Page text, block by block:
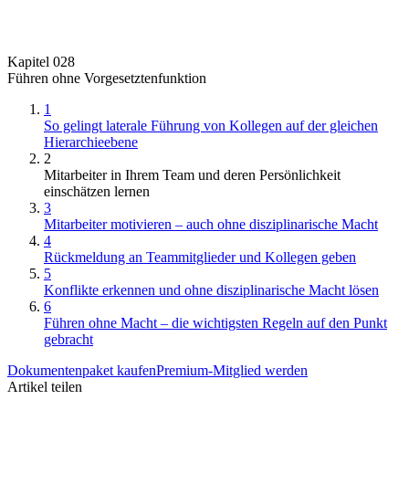
Kapitel 028
Führen ohne Vorgesetztenfunktion
1
So gelingt laterale Führung von Kollegen auf der gleichen
Hierarchieebene
2
Mitarbeiter in Ihrem Team und deren Persönlichkeit
einschätzen lernen
3
Mitarbeiter motivieren – auch ohne disziplinarische Macht
4
Rückmeldung an Teammitglieder und Kollegen geben
5
Konflikte erkennen und ohne disziplinarische Macht lösen
6
Führen ohne Macht – die wichtigsten Regeln auf den Punkt
gebracht
Dokumentenpaket kaufenPremium-Mitglied werden
Artikel teilen